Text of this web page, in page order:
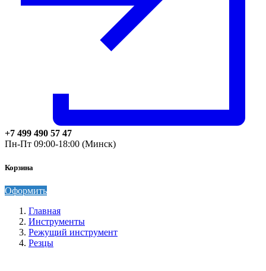
+7 499 490 57 47
Пн-Пт 09:00-18:00 (Минск)
Корзина
Оформить
Главная
Инструменты
Режущий инструмент
Резцы